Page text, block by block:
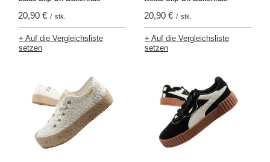
20,90 € / stk.
+ Auf die Vergleichsliste
setzen
20,90 € / stk.
+ Auf die Vergleichsliste
setzen